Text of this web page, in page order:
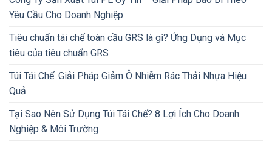
Yêu Cầu Cho Doanh Nghiệp
Tiêu chuẩn tái chế toàn cầu GRS là gì? Ứng Dụng và Mục
tiêu của tiêu chuẩn GRS
Túi Tái Chế: Giải Pháp Giảm Ô Nhiễm Rác Thải Nhựa Hiệu
Quả
Tại Sao Nên Sử Dụng Túi Tái Chế? 8 Lợi Ích Cho Doanh
Nghiệp & Môi Trường